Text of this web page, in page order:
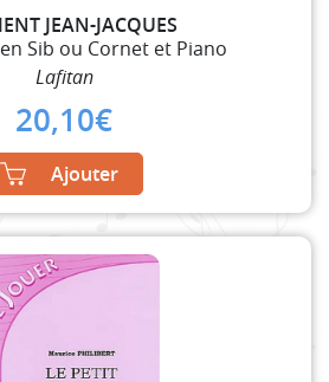
JEAN-JACQUES
Sib ou Cornet et Piano
Lafitan
20,10€
Ajouter